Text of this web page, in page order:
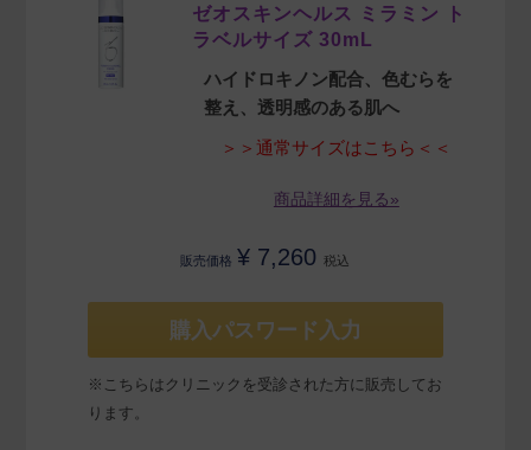
ゼオスキンヘルス ミラミン ト
ラベルサイズ 30mL
ハイドロキノン配合、色むらを
整え、透明感のある肌へ
＞＞通常サイズはこちら＜＜
商品詳細を見る»
販売価格 ¥ 7,260 税込
購入パスワード入力
※こちらはクリニックを受診された方に販売してお
ります。